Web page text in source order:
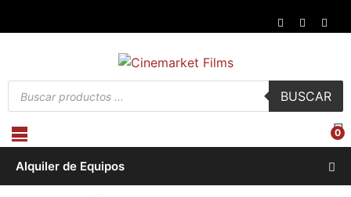
de
productos
BUSCAR
0
Alquiler de Equipos